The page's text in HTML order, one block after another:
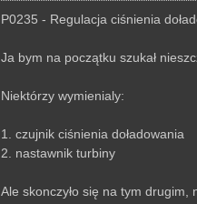
s
P0235 - Regulacja ciśnienia
Ja bym na początku szukał
Niektórzy wymienialy:
1. czujnik ciśnienia doładowania
2. nastawnik turbiny
Ale skonczyło się na tym drugim,